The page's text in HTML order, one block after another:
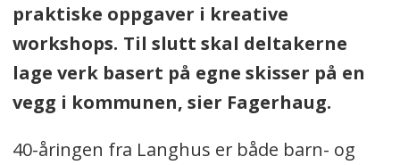
praktiske oppgaver i kreative
workshops. Til slutt skal deltakerne
lage verk basert på egne skisser på en
vegg i kommunen, sier Fagerhaug.
40-åringen fra Langhus er både barn- og